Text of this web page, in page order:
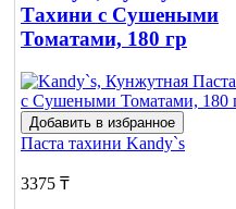
Тахини с Сушеными
Томатами, 180 гр
Добавить в избранное
Паста тахини Kandy`s
3375 ₸